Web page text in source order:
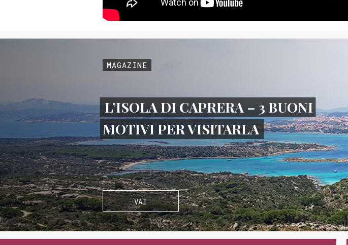
MAGAZINE
L’ISOLA DI CAPRERA – 3 BUONI
MOTIVI PER VISITARLA
VAI